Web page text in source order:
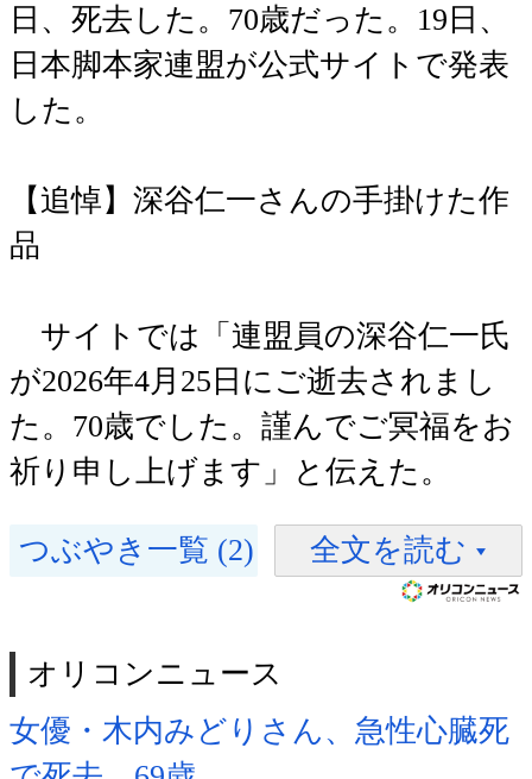
日、死去した。70歳だった。19日、
日本脚本家連盟が公式サイトで発表
した。
【追悼】深谷仁一さんの手掛けた作
品
サイトでは「連盟員の深谷仁一氏
が2026年4月25日にご逝去されまし
た。70歳でした。謹んでご冥福をお
祈り申し上げます」と伝えた。
つぶやき一覧 (2) 全文を読む
オリコンニュース
女優・木内みどりさん、急性心臓死